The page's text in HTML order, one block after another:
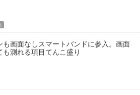
も画面なしスマートバンドに参入。画面
も測れる項目てんこ盛り